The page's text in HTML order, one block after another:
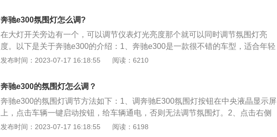
在第一时间做出反应，后果将很严重，所以我们在使用的时候还要注意。
了容易让车主在对外部环境做判断的时候出现失误，驾驶员不能在第一时间做出
反应，出现后果是非常严重。所以说使用灯光一定不能影响到正常的安全行驶。
奔驰e300氛围灯怎么调?
在大灯开关旁边有一个，可以调节仪表灯光亮度那个就可以同时调节氛围灯亮
度。以下是关于奔驰e300的介绍：1、奔驰e300是一款很不错的车型，适合年轻
人开，也适合商务用车，外观及其好看内饰也很高级。2、从外形上来看，e级通
优雅的线条，和老款相比有极大的提升，不再给人一种单薄的感觉。
发布时间：2023-07-17 16:18:55 阅读：6210
奔驰e300的氛围灯怎么调？
奔驰e300的氛围灯调节方法如下：1、调奔驰E300氛围灯按钮在中央液晶显示屏
上，点击车辆一键启动按钮，给车辆通电，否则无法调节氛围灯。2、点击右侧
方向盘上的屏幕触摸按键，可以开启中控液晶显示屏的氛围灯调节功能。3、在
发布时间：2023-07-17 16:18:55 阅读：6198